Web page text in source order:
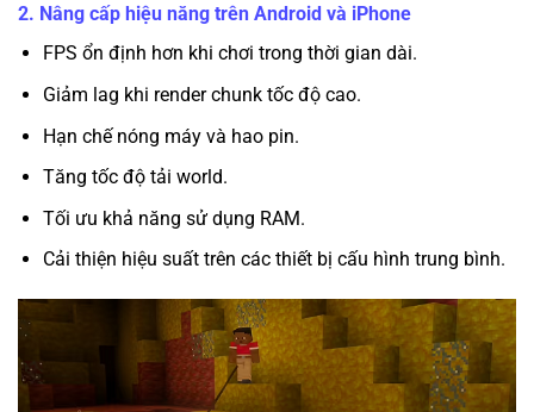
2. Nâng cấp hiệu năng trên Android và iPhone
FPS ổn định hơn khi chơi trong thời gian dài.
Giảm lag khi render chunk tốc độ cao.
Hạn chế nóng máy và hao pin.
Tăng tốc độ tải world.
Tối ưu khả năng sử dụng RAM.
Cải thiện hiệu suất trên các thiết bị cấu hình trung bình.